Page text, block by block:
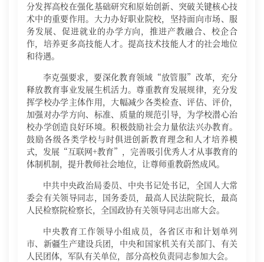
分发挥高校在强化基础研究和原始创新、突破关键核心技
术中的重要作用。大力办好职业院校，坚持面向市场、服
务发展、促进就业的办学方向，推进产教融合、校企合
作，培养更多高技能人才。提高技术技能人才的社会地位
和待遇。
李克强要求，要深化教育领域“放管服”改革，充分
释放教育事业发展生机活力。尊重教育发展规律，充分发
挥学校办学主体作用，大幅减少各类检查、评估、评价，
加强对办学方向、标准、质量的规范引导，为学校潜心治
校办学创造良好环境。积极鼓励社会力量依法兴办教育。
鼓励各级各类学校与时俱进创新教育理念和人才培养模
式，发展“互联网+教育”，完善吸引优秀人才从事教育的
体制机制，提升教师社会地位，让尊师重教蔚然成风。
中共中央政治局委员、中央书记处书记，全国人大常
委会有关领导同志，国务委员，最高人民法院院长，最高
人民检察院检察长，全国政协有关领导同志出席大会。
中央教育工作领导小组成员，各省区市和计划单列
市、新疆生产建设兵团，中央和国家机关有关部门、有关
人民团体，军队有关单位，部分高校负责同志参加大会。